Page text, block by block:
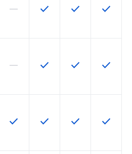
该 SKU 不支持此功能
horizontal_rule 该 SKU 提供此功能
check 该 SKU 提供此功
check 该 SKU
check
该 SKU 不支持此功能
horizontal_rule 该 SKU 提供此功能
check 该 SKU 提供此功
check 该 SKU
check
该 SKU 提供此功能
check 该 SKU 提供此功能
check 该 SKU 提供此功
check 该 SKU
check